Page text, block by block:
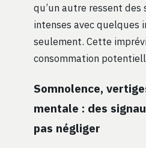
qu’un autre ressent des
intenses avec quelques
seulement. Cette
consommation
Somnolence,
mentale : des
pas négliger